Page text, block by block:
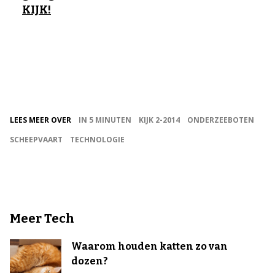
KIJK!
LEES MEER OVER IN 5 MINUTEN KIJK 2-2014
ONDERZEEBOTEN
SCHEEPVAART
TECHNOLOGIE
Meer Tech
Waarom houden katten zo van
dozen?